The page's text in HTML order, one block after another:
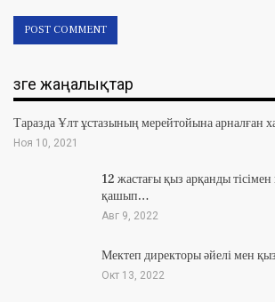
Өзге жаңалықтар
Таразда Ұлт ұстазының мерейтойына арналған
Ноя 10, 2021
12 жастағы қыз арқанды тісімен
қашып…
Авг 9, 2022
Мектеп директоры әйелі мен
Окт 13, 2022